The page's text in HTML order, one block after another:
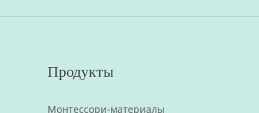
Продукты
Монтессори-материалы